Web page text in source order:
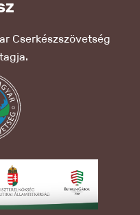
Cserkészszövetség